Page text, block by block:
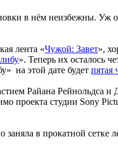
в нём неизбежны. Уж
лента «Чужой: Завет»,
». Теперь их осталось
на этой дате будет пятая
Райана Рейнольдса и
проекта студии Sony
заняла в прокатной